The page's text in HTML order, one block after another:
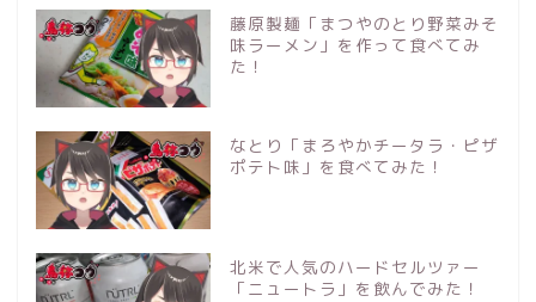
藤原製麺「まつやのとり野菜みそ
味ラーメン」を作って食べてみ
た！
なとり「まろやかチータラ・ピザ
ポテト味」を食べてみた！
北米で人気のハードセルツァー
「ニュートラ」を飲んでみた！